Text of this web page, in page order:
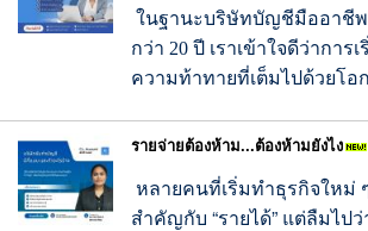
ในฐานะบริษัทบัญชีมืออาชี
กว่า 20 ปี เราเข้าใจดีว่ากา
ความท้าทายที่เต็มไปด้วยโอ
รายจ่ายต้องห้าม...ต้องห้ามยังไง
หลายคนที่เริ่มทำธุรกิจใหม่
สำคัญกับ “รายได้” แต่ลืมไป